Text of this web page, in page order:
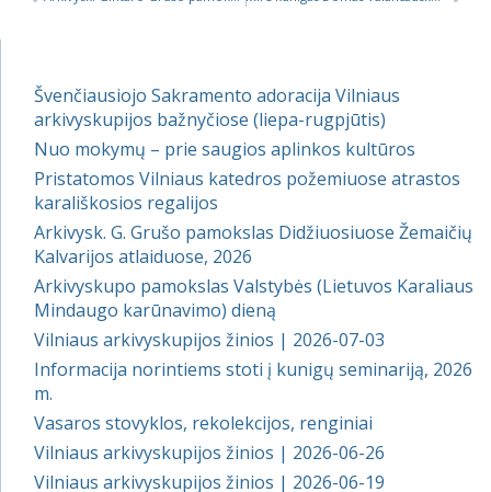
Švenčiausiojo Sakramento adoracija Vilniaus
arkivyskupijos bažnyčiose (liepa-rugpjūtis)
Nuo mokymų – prie saugios aplinkos kultūros
Pristatomos Vilniaus katedros požemiuose atrastos
karališkosios regalijos
Arkivysk. G. Grušo pamokslas Didžiuosiuose Žemaičių
Kalvarijos atlaiduose, 2026
Arkivyskupo pamokslas Valstybės (Lietuvos Karaliaus
Mindaugo karūnavimo) dieną
Vilniaus arkivyskupijos žinios | 2026-07-03
Informacija norintiems stoti į kunigų seminariją, 2026
m.
Vasaros stovyklos, rekolekcijos, renginiai
Vilniaus arkivyskupijos žinios | 2026-06-26
Vilniaus arkivyskupijos žinios | 2026-06-19